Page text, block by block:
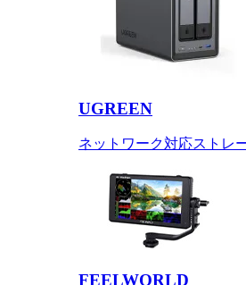
UGREEN
ネットワーク対応ストレ
FEELWORLD